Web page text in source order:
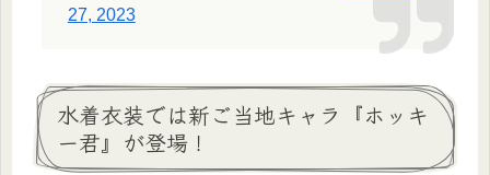
27, 2023
水着衣装では新ご当地キャラ『ホッキ
ー君』が登場！